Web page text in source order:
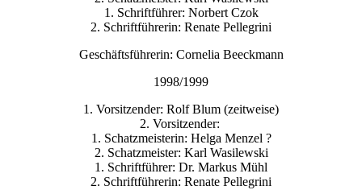
1. Schriftführer: Norbert Czok
2. Schriftführerin: Renate Pellegrini
Geschäftsführerin: Cornelia Beeckmann
1998/1999
1. Vorsitzender: Rolf Blum (zeitweise)
2. Vorsitzender:
1. Schatzmeisterin: Helga Menzel ?
2. Schatzmeister: Karl Wasilewski
1. Schriftführer: Dr. Markus Mühl
2. Schriftführerin: Renate Pellegrini